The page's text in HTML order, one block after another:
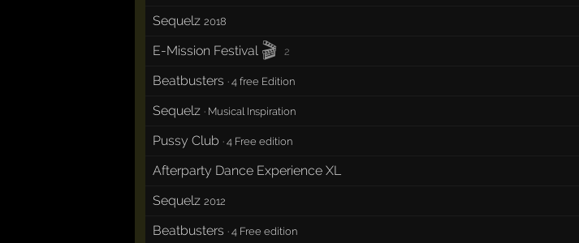
Sequelz2018
E-Mission Festival 🎬 2
Beatbusters ·4 free Edition
Sequelz · Musical Inspiration
Pussy Club ·4 Free edition
Afterparty Dance Experience XL
Sequelz2012
Beatbusters ·4 Free edition